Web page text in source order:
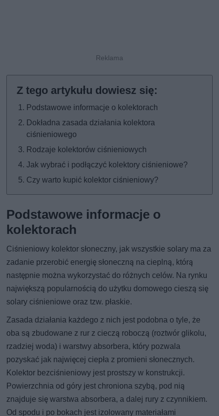
Podstawowe informacje o kolektorach
Dokładna zasada działania kolektora
ciśnieniowego
Rodzaje kolektorów ciśnieniowych
Jak wybrać i podłączyć kolektory ciśnieniowe?
Czy warto kupić kolektor ciśnieniowy?
Podstawowe informacje o
kolektorach
Ciśnieniowy kolektor słoneczny, jak wszystkie solary ma za
zadanie przerobić energię słoneczną na cieplną, którą
następnie można wykorzystać do różnych celów. Na rynku
największą popularnością do użytku domowego cieszą się
solary ciśnieniowe oraz tzw. płaskie.
Zasada działania każdego z nich jest podobna o tyle, że
oba są zbudowane z rur z cieczą roboczą (roztwór glikolu,
rzadziej woda) i warstwy absorbera, który pozwala
pozyskać jak najwięcej ciepła z promieni słonecznych.
Kolektor bezciśnieniowy jest prostszy w konstrukcji.
Powierzchnia od góry jest chroniona szybą, pod nią
znajduje się warstwa absorbera, a dalej rury z czynnikiem.
Od spodu i po bokach jest izolowany materiałami